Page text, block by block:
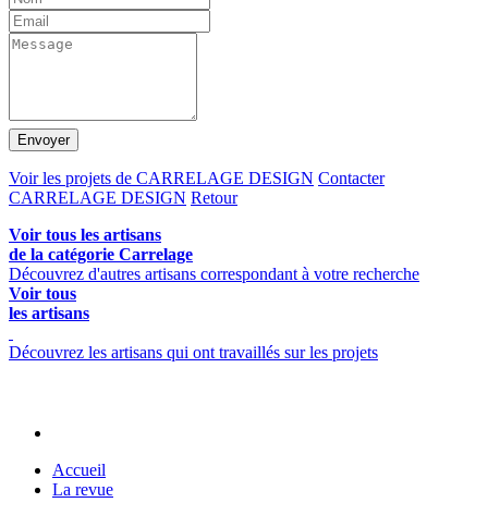
Envoyer
Voir les projets de CARRELAGE DESIGN Contacter
CARRELAGE DESIGN Retour
Voir tous les artisans
de la catégorie Carrelage
Découvrez d'autres artisans correspondant à votre recherche
Voir tous
les artisans
Découvrez les artisans qui ont travaillés sur les projets
Accueil
La revue